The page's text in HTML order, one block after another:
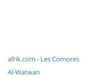
afrik.com - Les Comores
Al-Watwan